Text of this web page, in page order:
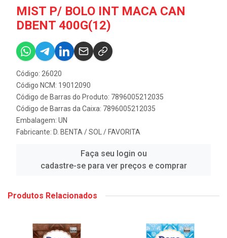
MIST P/ BOLO INT MACA CAN
DBENT 400G(12)
Código: 26020
Código NCM: 19012090
Código de Barras do Produto: 7896005212035
Código de Barras da Caixa: 7896005212035
Embalagem: UN
Fabricante: D. BENTA / SOL / FAVORITA
Faça seu login ou
cadastre-se para ver preços e comprar
Produtos Relacionados